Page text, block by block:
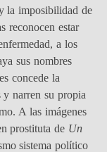
la imposibilidad de
reconocen estar
a los
sus nombres
concede la
y narren su propia
A las imágenes
prostituta de Un
sistema político